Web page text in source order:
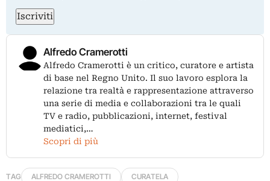
Iscriviti
Alfredo Cramerotti
Alfredo Cramerotti è un critico, curatore e artista
di base nel Regno Unito. Il suo lavoro esplora la
relazione tra realtà e rappresentazione attraverso
una serie di media e collaborazioni tra le quali
TV e radio, pubblicazioni, internet, festival
mediatici,…
Scopri di più
TAG ALFREDO CRAMEROTTI CURATELA